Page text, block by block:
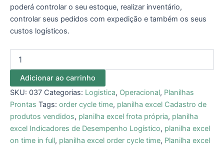
poderá controlar o seu estoque, realizar inventário,
controlar seus pedidos com expedição e também os seus
custos logísticos.
Adicionar ao carrinho
SKU: 037 Categorias: Logistica, Operacional, Planilhas
Prontas Tags: order cycle time, planilha excel Cadastro de
produtos vendidos, planilha excel frota própria, planilha
excel Indicadores de Desempenho Logístico, planilha excel
on time in full, planilha excel order cycle time, Planilha excel